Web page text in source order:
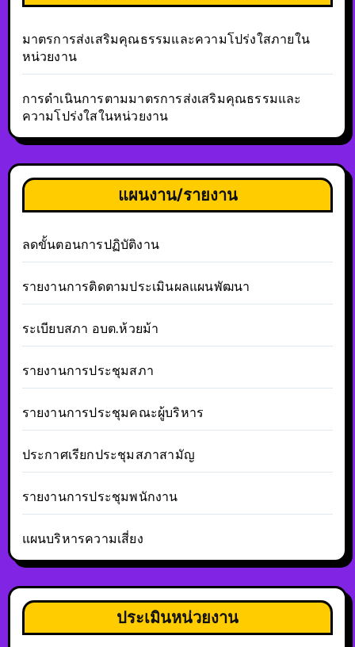
มาตรการส่งเสริมคุณธรรมและความโปร่งใสภายใน
หน่วยงาน
การดำเนินการตามมาตรการส่งเสริมคุณธรรมและ
ความโปร่งใสในหน่วยงาน
แผนงาน/รายงาน
ลดขั้นตอนการปฏิบัติงาน
รายงานการติดตามประเมินผลแผนพัฒนา
ระเบียบสภา อบต.ห้วยม้า
รายงานการประชุมสภา
รายงานการประชุมคณะผู้บริหาร
ประกาศเรียกประชุมสภาสามัญ
รายงานการประชุมพนักงาน
แผนบริหารความเสี่ยง
ประเมินหน่วยงาน